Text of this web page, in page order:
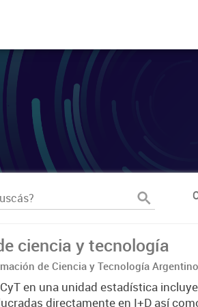
ciencia y tecnología
de Ciencia y Tecnología Argentino
en una unidad estadística
directamente en I+D así